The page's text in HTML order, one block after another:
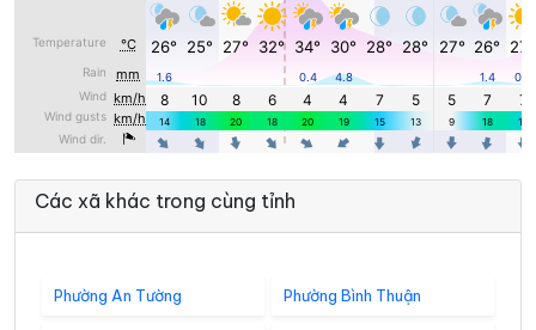
Các xã khác trong cùng tỉnh
Phường An Tường Phường Bình Thuận